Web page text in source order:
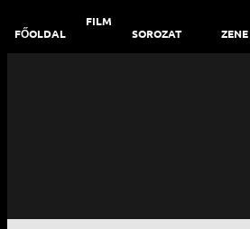
FŐOLDAL
FILM
SOROZAT
ZENE